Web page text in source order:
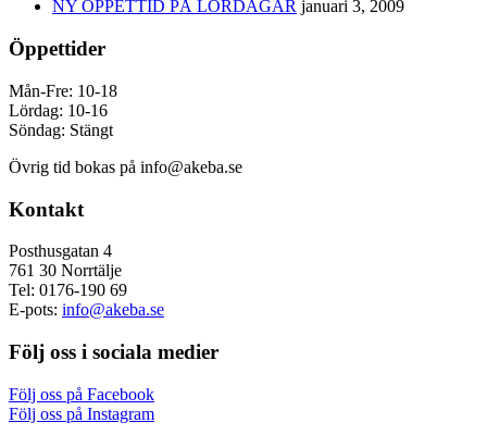
NY ÖPPETTID PÅ LÖRDAGAR januari 3, 2009
Öppettider
Mån-Fre: 10-18
Lördag: 10-16
Söndag: Stängt
Övrig tid bokas på info@akeba.se
Kontakt
Posthusgatan 4
761 30 Norrtälje
Tel: 0176-190 69
E-pots: info@akeba.se
Följ oss i sociala medier
Följ oss på Facebook
Följ oss på Instagram